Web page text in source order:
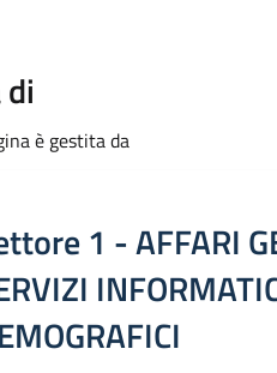
è gestita da
1 - AFFARI